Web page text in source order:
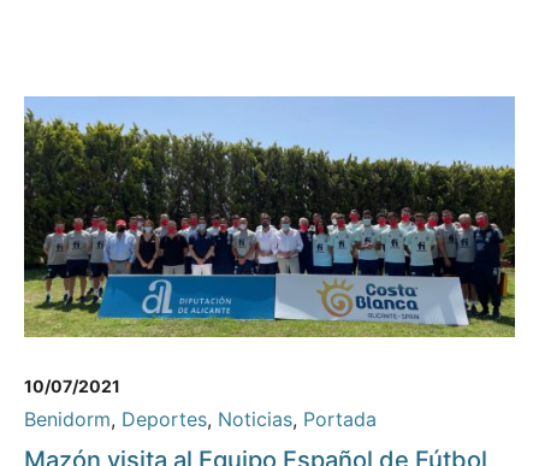
10/07/2021
Benidorm, Deportes, Noticias, Portada